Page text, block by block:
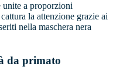
unite a proporzioni
cattura la attenzione grazie ai
nella maschera nera
da primato